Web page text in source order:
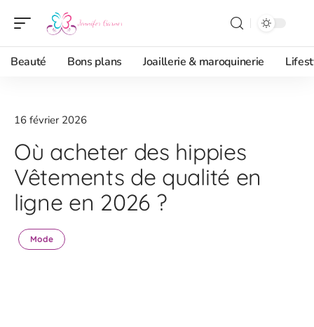
Beauté Bons plans Joaillerie & maroquinerie
16 février 2026
Où acheter des hippies
Vêtements de qualité en
ligne en 2026 ?
Mode